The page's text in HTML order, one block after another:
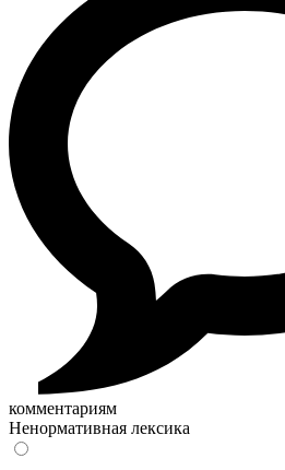
комментариям
Ненормативная лексика